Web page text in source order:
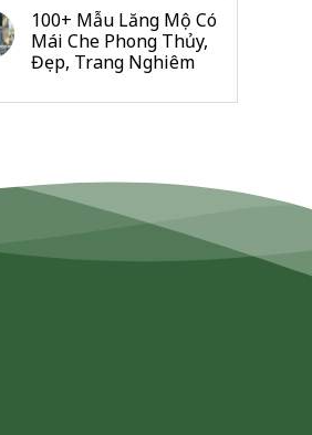
Mục
Cho
Gia
Đình
Dòng
100+ Mẫu Lăng Mộ Có
Mái Che Phong Thủy,
Đẹp, Trang Nghiêm